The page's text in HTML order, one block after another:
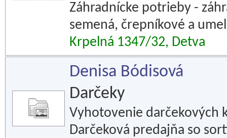
Záhradnícke potrieby -
semená, črepníkové a
Krpelná 1347/32, Detva
Denisa Bódisová
Darčeky
Vyhotovenie darčekových
Darčeková predajňa so